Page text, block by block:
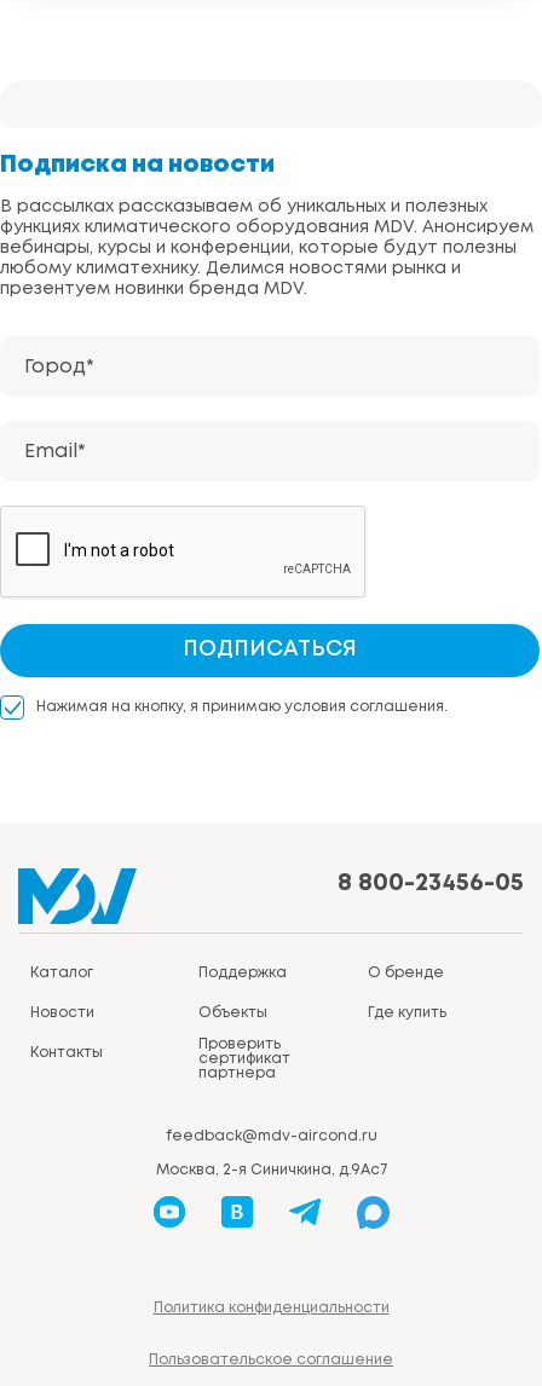
Подписка на новости
В рассылках рассказываем об уникальных и полезных
функциях климатического оборудования MDV. Анонсируем
вебинары, курсы и конференции, которые будут полезны
любому климатехнику. Делимся новостями рынка и
презентуем новинки бренда MDV.
Город*
Email*
ПОДПИСАТЬСЯ
Нажимая на кнопку, я принимаю условия соглашения.
8 800-23456-05
Каталог Поддержка О бренде
Новости Объекты Где купить
Контакты
Проверить
сертификат
партнера
feedback@mdv-aircond.ru
Москва, 2-я Синичкина, д.9Ас7
Политика конфиденциальности
Пользовательское соглашение